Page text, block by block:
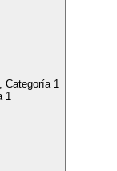
Categoría 1
1